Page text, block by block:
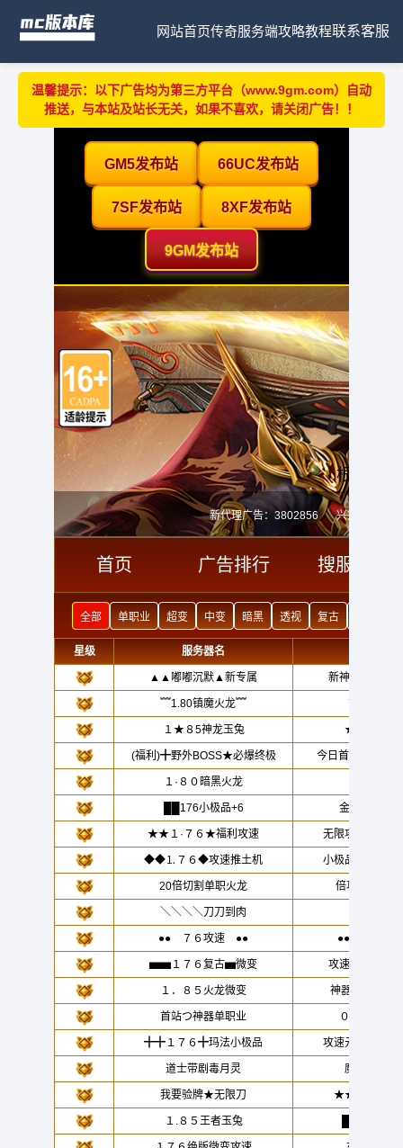
网站首页传奇服务端攻略教程联系客服
温馨提示：以下广告均为第三方平台（www.9gm.com）自动
推送，与本站及站长无关，如果不喜欢，请关闭广告！！